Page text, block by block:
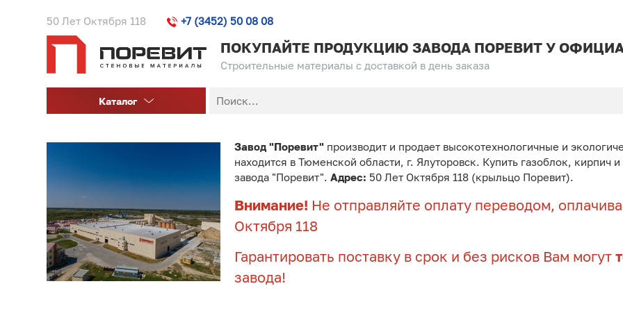
50 Лет Октября 118 +7 (3452) 50 08 08
ПОКУПАЙТЕ ПРОДУКЦИЮ ЗАВОДА ПОРЕВИТ У
Строительные материалы с доставкой в день заказа
Каталог
Завод "Поревит" производит и продает высокотехнологичные и
находится в Тюменской области, г. Ялуторовск. Купить газоблок, кирпич
завода "Поревит". Адрес: 50 Лет Октября 118 (крыльцо Поревит).
Внимание! Не отправляйте оплату переводом,
Октября 118
Гарантировать поставку в срок и без рисков Вам могут
завода!